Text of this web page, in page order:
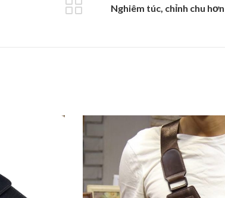
Nghiêm túc, chỉnh chu